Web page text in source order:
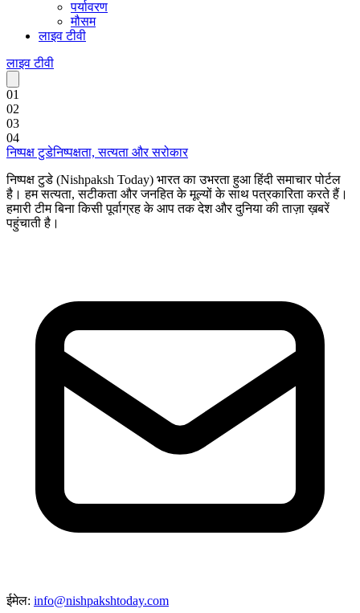
पर्यावरण
मौसम
लाइव टीवी
लाइव टीवी
01
02
03
04
निष्पक्ष टुडेनिष्पक्षता, सत्यता और सरोकार
निष्पक्ष टुडे (Nishpaksh Today) भारत का उभरता हुआ हिंदी समाचार पोर्टल
है। हम सत्यता, सटीकता और जनहित के मूल्यों के साथ पत्रकारिता करते हैं।
हमारी टीम बिना किसी पूर्वाग्रह के आप तक देश और दुनिया की ताज़ा ख़बरें
पहुंचाती है।
ईमेल: info@nishpakshtoday.com